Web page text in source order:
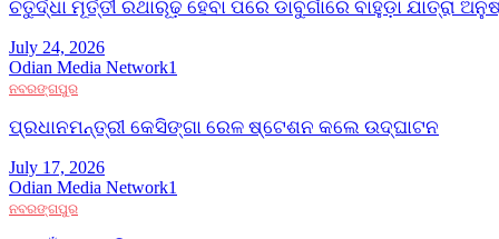
ଚତୁର୍ଦ୍ଧା ମୂର୍ତ୍ତୀ ରଥାରୂଢ଼ ହେବା ପରେ ଡାବୁଗାଁରେ ବାହୁଡ଼ା ଯାତ୍ରା
July 24, 2026
Odian Media Network1
ନବରଙ୍ଗପୁର
ପ୍ରଧାନମନ୍ତ୍ରୀ କେସିଙ୍ଗା ରେଳ ଷ୍ଟେଶନ କଲେ ଉଦ୍‌ଘାଟନ
July 17, 2026
Odian Media Network1
ନବରଙ୍ଗପୁର